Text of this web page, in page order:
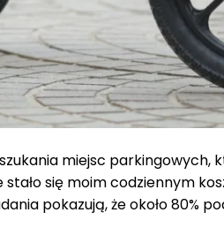
miejsc parkingowych,
stało się moim codziennym
pokazują, że około 80%